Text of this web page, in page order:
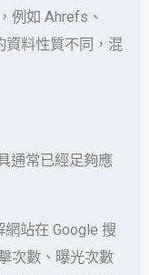
例如 Ahrefs、
資料性質不同，混
通常已經足夠應
站在 Google 搜
次數、曝光次數